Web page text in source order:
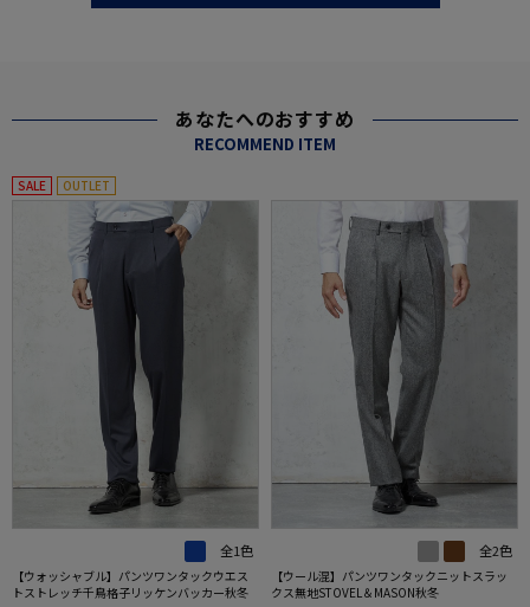
あなたへのおすすめ
RECOMMEND ITEM
SALE OUTLET
全1色
【ウォッシャブル】パンツワンタックウエス
トストレッチ千鳥格子リッケンバッカー秋冬
全2色
【ウール混】パンツワンタックニットスラッ
クス無地STOVEL＆MASON秋冬